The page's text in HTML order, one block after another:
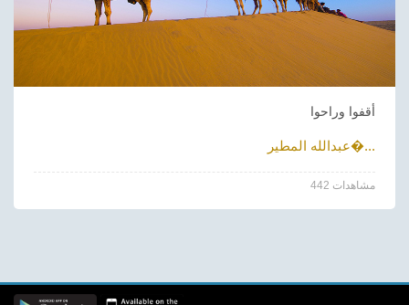
أقفوا وراحوا
عبدالله المطير�...
442 مشاهدات